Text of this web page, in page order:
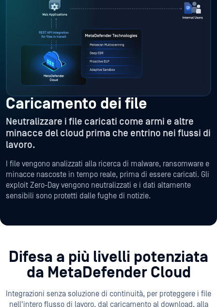
Caricamento dei file
Neutralizzare i file caricati come armi e altre
minacce del cloud prima che entrino nei flussi di
lavoro.
I file vengono analizzati alla ricerca di malware, ransomware e
minacce nascoste in tempo reale, prima di essere caricati. Gli
exploit Zero-Day vengono neutralizzati e i dati altamente
sensibili sono protetti dalle fughe di notizie.
Difesa a più livelli potenziata
da MetaDefender Cloud
Integrazioni senza soluzione di continuità, per proteggere i file
nell'intero flusso di lavoro, dal caricamento al download, alla